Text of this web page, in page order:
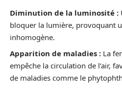
Diminution de la luminosité :
bloquer la lumière, provoquant
inhomogène.
Apparition de maladies : La
empêche la circulation de l’air,
de maladies comme le